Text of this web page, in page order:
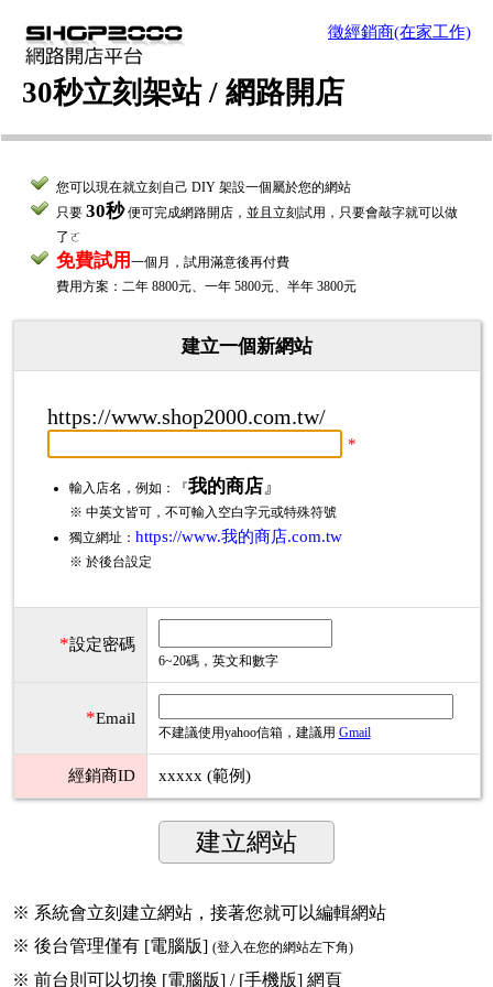
徵經銷商(在家工作)
30秒立刻架站 / 網路開店
您可以現在就立刻自己 DIY 架設一個屬於您的網站
只要30秒便可完成網路開店，並且立刻試用，只要會敲字就可以做
了ㄛ
免費試用一個月，試用滿意後再付費
費用方案：二年 8800元、一年 5800元、半年 3800元
建立一個新網站
https://www.shop2000.com.tw/
*
輸入店名，例如：『我的商店』
※ 中英文皆可，不可輸入空白字元或特殊符號
獨立網址： https://www.我的商店.com.tw
※ 於後台設定
*設定密碼
6~20碼，英文和數字
*Email
不建議使用yahoo信箱，建議用 Gmail
經銷商ID xxxxx (範例)
※ 系統會立刻建立網站，接著您就可以編輯網站
※ 後台管理僅有 [電腦版](登入在您的網站左下角)
※ 前台則可以切換 [電腦版] / [手機版] 網頁